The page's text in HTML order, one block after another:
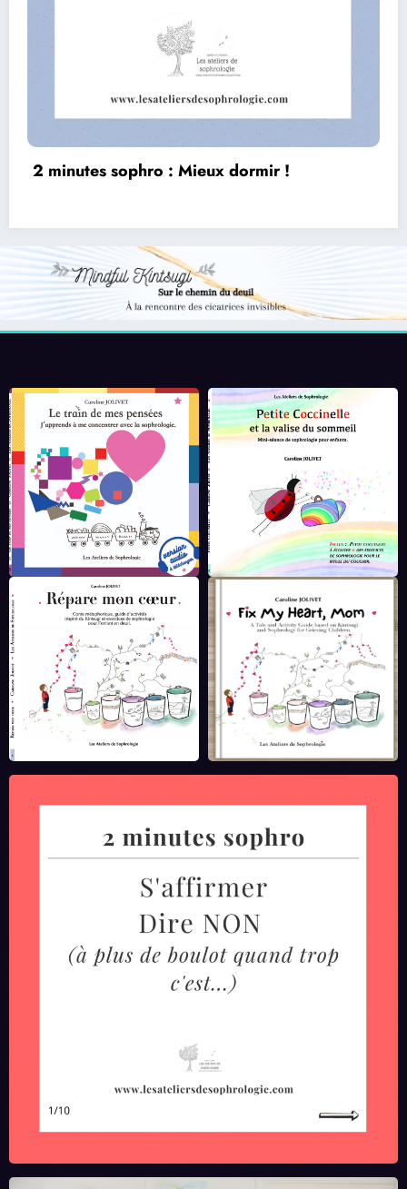
2 minutes sophro KIDS : Détente express